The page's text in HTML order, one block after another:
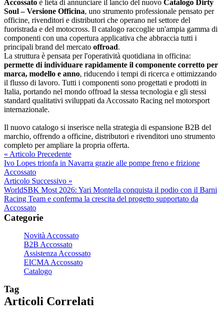
Accossato è lieta di annunciare il lancio del nuovo Catalogo Dirty
Soul – Versione Officina, uno strumento professionale pensato per
officine, rivenditori e distributori che operano nel settore del
fuoristrada e del motocross. Il catalogo raccoglie un'ampia gamma di
componenti con una copertura applicativa che abbraccia tutti i
principali brand del mercato offroad.
La struttura è pensata per l'operatività quotidiana in officina:
permette di individuare rapidamente il componente corretto per
marca, modello e anno, riducendo i tempi di ricerca e ottimizzando
il flusso di lavoro. Tutti i componenti sono progettati e prodotti in
Italia, portando nel mondo offroad la stessa tecnologia e gli stessi
standard qualitativi sviluppati da Accossato Racing nel motorsport
internazionale.
Il nuovo catalogo si inserisce nella strategia di espansione B2B del
marchio, offrendo a officine, distributori e rivenditori uno strumento
completo per ampliare la propria offerta.
« Articolo Precedente
Ivo Lopes trionfa in Navarra grazie alle pompe freno e frizione
Accossato
Articolo Successivo »
WorldSBK Most 2026: Yari Montella conquista il podio con il Barni
Racing Team e conferma la crescita del progetto supportato da
Accossato
Categorie
Novità Accossato
B2B Accossato
Assistenza Accossato
EICMA Accossato
Catalogo
Tag
Articoli Correlati